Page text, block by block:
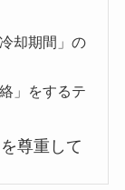
却期間」の
」をするテ
尊重して